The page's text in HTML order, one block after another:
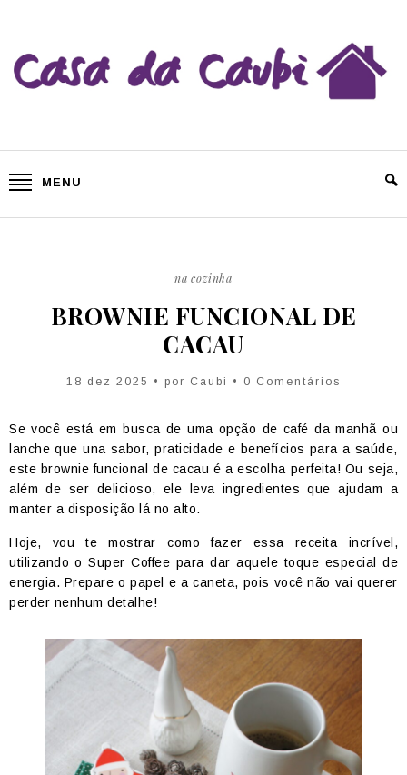
MENU
na cozinha
BROWNIE FUNCIONAL DE
CACAU
18 dez 2025 • por Caubi • 0 Comentários
Se você está em busca de uma opção de café da manhã ou
lanche que una sabor, praticidade e benefícios para a saúde,
este brownie funcional de cacau é a escolha perfeita! Ou seja,
além de ser delicioso, ele leva ingredientes que ajudam a
manter a disposição lá no alto.
Hoje, vou te mostrar como fazer essa receita incrível,
utilizando o Super Coffee para dar aquele toque especial de
energia. Prepare o papel e a caneta, pois você não vai querer
perder nenhum detalhe!